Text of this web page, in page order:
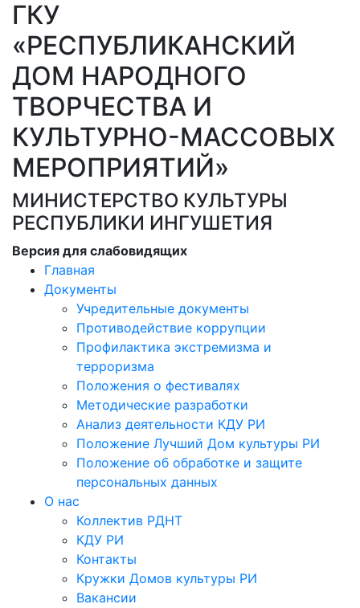
ГКУ
«РЕСПУБЛИКАНСКИЙ
ДОМ НАРОДНОГО
ТВОРЧЕСТВА И
КУЛЬТУРНО-МАССОВЫХ
МЕРОПРИЯТИЙ»
МИНИСТЕРСТВО КУЛЬТУРЫ
РЕСПУБЛИКИ ИНГУШЕТИЯ
Версия для слабовидящих
Главная
Документы
Учредительные документы
Противодействие коррупции
Профилактика экстремизма и
терроризма
Положения о фестивалях
Методические разработки
Анализ деятельности КДУ РИ
Положение Лучший Дом культуры РИ
Положение об обработке и защите
персональных данных
О нас
Коллектив РДНТ
КДУ РИ
Контакты
Кружки Домов культуры РИ
Вакансии